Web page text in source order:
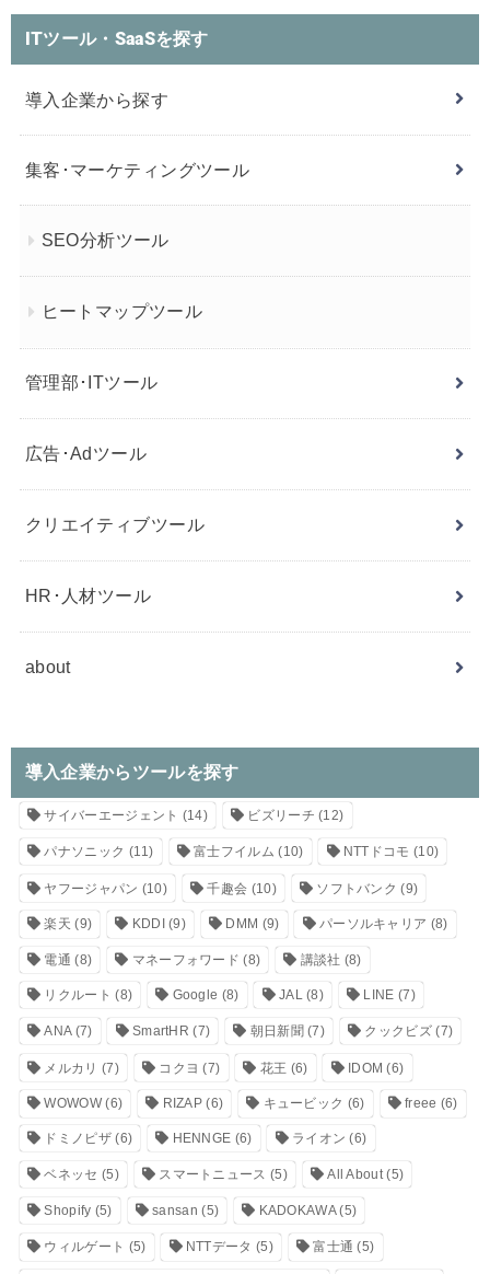
ITツール・SaaSを探す
導入企業から探す
集客･マーケティングツール
SEO分析ツール
ヒートマップツール
管理部･ITツール
広告･Adツール
クリエイティブツール
HR･人材ツール
about
導入企業からツールを探す
サイバーエージェント (14) ビズリーチ (12)
パナソニック (11) 富士フイルム (10) NTTドコモ (10)
ヤフージャパン (10) 千趣会 (10) ソフトバンク (9)
楽天 (9) KDDI (9) DMM (9) パーソルキャリア (8)
電通 (8) マネーフォワード (8) 講談社 (8)
リクルート (8) Google (8) JAL(8) LINE (7)
ANA(7) SmartHR (7) 朝日新聞 (7) クックビズ(7)
メルカリ (7) コクヨ (7) 花王 (6) IDOM (6)
WOWOW(6) RIZAP (6) キュービック (6) freee (6)
ドミノピザ(6) HENNGE (6) ライオン (6)
ベネッセ (5) スマートニュース (5) All About(5)
Shopify (5) sansan (5) KADOKAWA(5)
ウィルゲート (5) NTTデータ (5) 富士通 (5)